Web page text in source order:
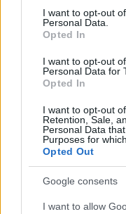
consent section.
I want to opt-out
Personal Data.
Opted In
I want to opt-out
Personal Data for
Opted In
I want to opt-out
Retention, Sale,
Personal Data
Purposes for
Opted Out
Google consents
I want to allow
FÓKUSZ #VIDEÓ
FENNTARTHATÓSÁG
BENKŐ BIANKA #
KLÍMASZORONGÁS